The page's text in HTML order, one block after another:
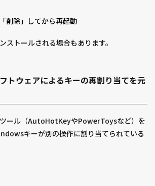
削除」してから再起動
ストールされる場合もあります。
ウェアによるキーの再割り当てを元
ール（AutoHotKeyやPowerToysなど）を
キーが別の操作に割り当てられている